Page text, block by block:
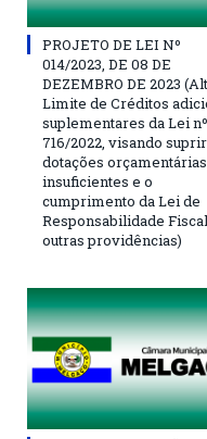
PROJETO DE LEI Nº
014/2023, DE 08 DE
DEZEMBRO DE 2023
Limite de Créditos
suplementares da Lei nº
716/2022, visando suprir
dotações orçamentárias
insuficientes e o
cumprimento da Lei de
Responsabilidade
outras providências)